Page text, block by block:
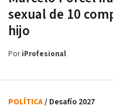
sexual de 10
hijo
PoriProfesional
POLÍTICA/ Desafío 2027